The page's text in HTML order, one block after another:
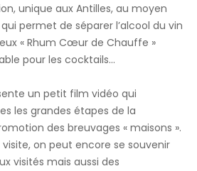
unique aux Antilles, au moyen
permet de séparer l’alcool du vin
« Rhum Cœur de Chauffe »
pour les cocktails…
un petit film vidéo qui
les grandes étapes de la
des breuvages « maisons ».
on peut encore se souvenir
visités mais aussi des